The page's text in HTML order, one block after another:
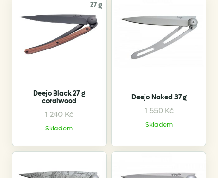
27 g
Deejo Black 27 g
coralwood
1 240 Kč
Skladem
Deejo Naked 37 g
1 550 Kč
Skladem